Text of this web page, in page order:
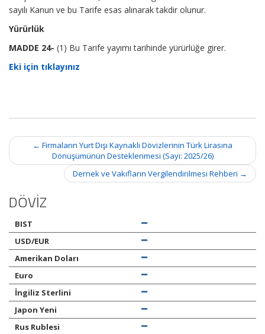
sayılı Kanun ve bu Tarife esas alınarak takdir olunur.
Yürürlük
MADDE 24- (1) Bu Tarife yayımı tarihinde yürürlüğe girer.
Eki için tıklayınız
Post
navigation
← Firmaların Yurt Dışı Kaynaklı Dövizlerinin Türk Lirasına
Dönüşümünün Desteklenmesi (Sayı: 2025/26)
Dernek ve Vakıfların Vergilendirilmesi Rehberi →
DÖVİZ
BIST
USD/EUR
Amerikan Doları
Euro
İngiliz Sterlini
Japon Yeni
Rus Rublesi